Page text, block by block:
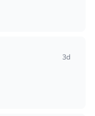
3d